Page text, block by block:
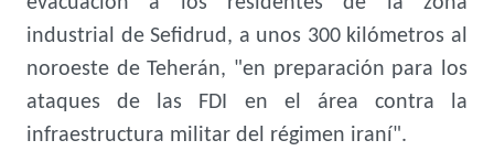
industrial de Sefidrud, a unos 300 kilómetros al
noroeste de Teherán, "en preparación para los
ataques de las FDI en el área contra la
infraestructura militar del régimen iraní".